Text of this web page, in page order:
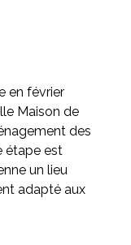
en février
Maison de
des
étape est
un lieu
adapté aux